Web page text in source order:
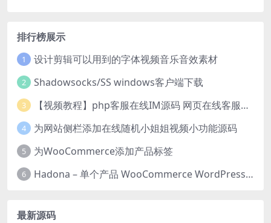
排行榜展示
1 设计剪辑可以用到的字体视频音乐音效素材
2 Shadowsocks/SS windows客户端下载
3 【视频教程】php客服在线IM源码 网页在线客服软件代码
4 为网站侧栏添加在线随机小姐姐视频小功能源码
5 为WooCommerce添加产品标签
6 Hadona – 单个产品 WooCommerce WordPress 主题
最新源码